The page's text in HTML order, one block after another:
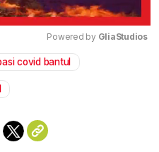
Powered by GliaStudios
covid bantul